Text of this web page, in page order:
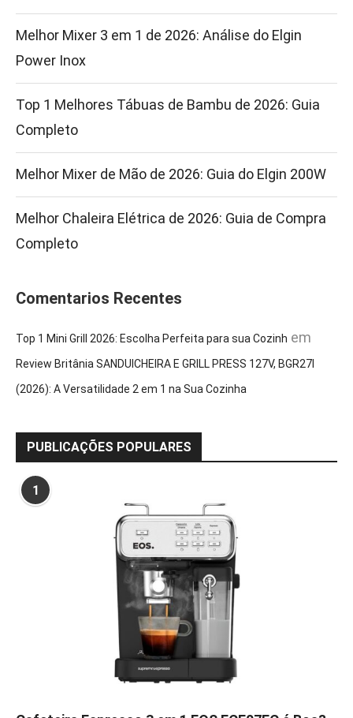
Melhor Mixer 3 em 1 de 2026: Análise do Elgin
Power Inox
Top 1 Melhores Tábuas de Bambu de 2026: Guia
Completo
Melhor Mixer de Mão de 2026: Guia do Elgin 200W
Melhor Chaleira Elétrica de 2026: Guia de Compra
Completo
Comentarios Recentes
Top 1 Mini Grill 2026: Escolha Perfeita para sua Cozinh em
Review Britânia SANDUICHEIRA E GRILL PRESS 127V, BGR27I
(2026): A Versatilidade 2 em 1 na Sua Cozinha
PUBLICAÇÕES POPULARES
1